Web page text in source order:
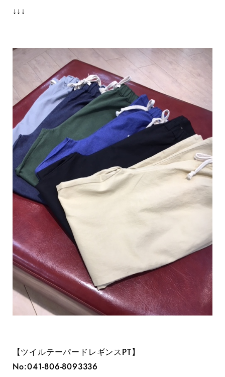
↓↓↓
【ツイルテーパードレギンスPT】
No:041-806-8093336